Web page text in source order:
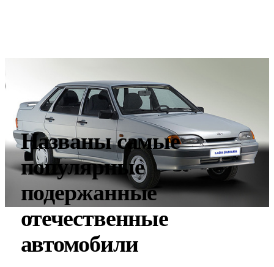
Названы самые
популярные
подержанные
отечественные
автомобили